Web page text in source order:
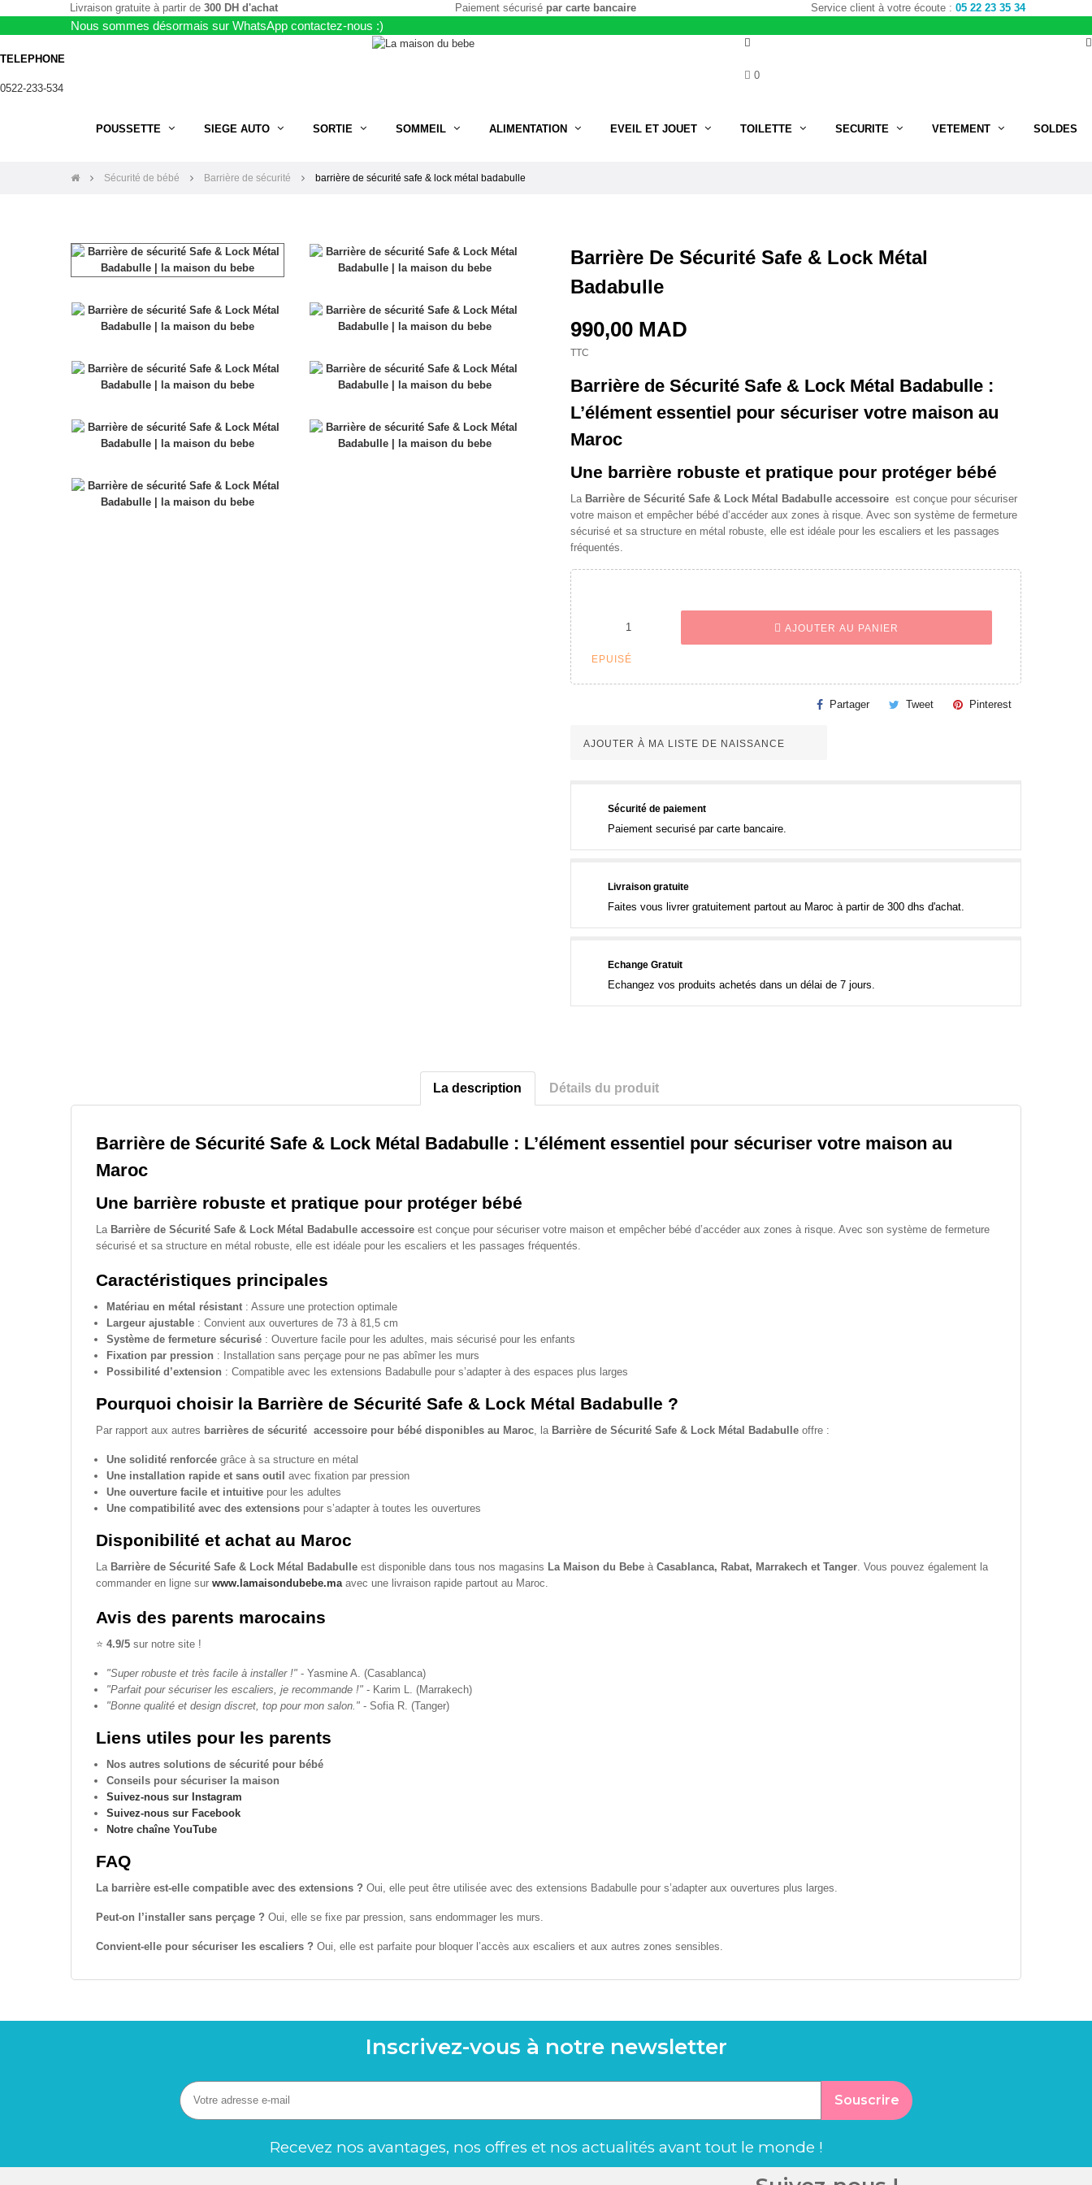
Livraison gratuite à partir de 300 DH d'achat Paiement sécurisé par carte bancaire Service client à votre écoute : 05 22 23 35 34
Nous sommes désormais sur WhatsApp contactez-nous :)
TELEPHONE
0522-233-534
0
POUSSETTE SIEGE AUTO SORTIE SOMMEIL ALIMENTATION EVEIL ET JOUET TOILETTE SECURITE VETEMENT SOLDES
Sécurité de bébé Barrière de sécurité barrière de sécurité safe & lock métal badabulle
Barrière De Sécurité Safe & Lock Métal
Badabulle
990,00 MAD
TTC
Barrière de Sécurité Safe & Lock Métal Badabulle :
L’élément essentiel pour sécuriser votre maison au
Maroc
Une barrière robuste et pratique pour protéger bébé
La Barrière de Sécurité Safe & Lock Métal Badabulle accessoire est conçue pour sécuriser
votre maison et empêcher bébé d’accéder aux zones à risque. Avec son système de fermeture
sécurisé et sa structure en métal robuste, elle est idéale pour les escaliers et les passages
fréquentés.
AJOUTER AU PANIER
EPUISÉ
Partager Tweet Pinterest
AJOUTER À MA LISTE DE NAISSANCE
Sécurité de paiement
Paiement securisé par carte bancaire.
Livraison gratuite
Faites vous livrer gratuitement partout au Maroc à partir de 300 dhs d'achat.
Echange Gratuit
Echangez vos produits achetés dans un délai de 7 jours.
La description Détails du produit
Barrière de Sécurité Safe & Lock Métal Badabulle : L’élément essentiel pour sécuriser votre maison au
Maroc
Une barrière robuste et pratique pour protéger bébé
La Barrière de Sécurité Safe & Lock Métal Badabulle accessoire est conçue pour sécuriser votre maison et empêcher bébé d’accéder aux zones à risque. Avec son système de fermeture
sécurisé et sa structure en métal robuste, elle est idéale pour les escaliers et les passages fréquentés.
Caractéristiques principales
Matériau en métal résistant : Assure une protection optimale
Largeur ajustable : Convient aux ouvertures de 73 à 81,5 cm
Système de fermeture sécurisé : Ouverture facile pour les adultes, mais sécurisé pour les enfants
Fixation par pression : Installation sans perçage pour ne pas abîmer les murs
Possibilité d’extension : Compatible avec les extensions Badabulle pour s’adapter à des espaces plus larges
Pourquoi choisir la Barrière de Sécurité Safe & Lock Métal Badabulle ?
Par rapport aux autres barrières de sécurité accessoire pour bébé disponibles au Maroc , la Barrière de Sécurité Safe & Lock Métal Badabulle offre :
Une solidité renforcée grâce à sa structure en métal
Une installation rapide et sans outil avec fixation par pression
Une ouverture facile et intuitive pour les adultes
Une compatibilité avec des extensions pour s’adapter à toutes les ouvertures
Disponibilité et achat au Maroc
La Barrière de Sécurité Safe & Lock Métal Badabulle est disponible dans tous nos magasins La Maison du Bebe à Casablanca, Rabat, Marrakech et Tanger . Vous pouvez également la
commander en ligne sur www.lamaisondubebe.ma avec une livraison rapide partout au Maroc.
Avis des parents marocains
⭐ 4.9/5 sur notre site !
"Super robuste et très facile à installer !" - Yasmine A. (Casablanca)
"Parfait pour sécuriser les escaliers, je recommande !" - Karim L. (Marrakech)
"Bonne qualité et design discret, top pour mon salon." - Sofia R. (Tanger)
Liens utiles pour les parents
Nos autres solutions de sécurité pour bébé
Conseils pour sécuriser la maison
Suivez-nous sur Instagram
Suivez-nous sur Facebook
Notre chaîne YouTube
FAQ
La barrière est-elle compatible avec des extensions ? Oui, elle peut être utilisée avec des extensions Badabulle pour s’adapter aux ouvertures plus larges.
Peut-on l’installer sans perçage ? Oui, elle se fixe par pression, sans endommager les murs.
Convient-elle pour sécuriser les escaliers ? Oui, elle est parfaite pour bloquer l’accès aux escaliers et aux autres zones sensibles.
Inscrivez-vous à notre newsletter
Souscrire
Recevez nos avantages, nos offres et nos actualités avant tout le monde !